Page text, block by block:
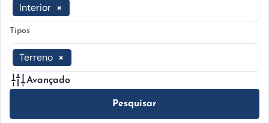
×
Interior
Tipos
×
Terreno
Avançado
Pesquisar